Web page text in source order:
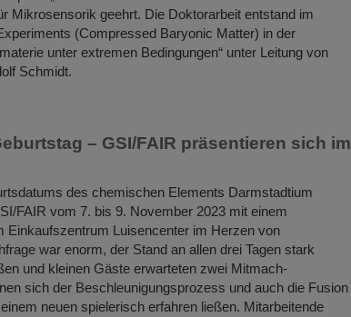
Mikrosensorik geehrt. Die Doktorarbeit entstand im
(Compressed Baryonic Matter) in der
unter extremen Bedingungen“ unter Leitung von
Schmidt.
– GSI/FAIR präsentieren sich im
des chemischen Elements Darmstadtium
FAIR vom 7. bis 9. November 2023 mit einem
Einkaufszentrum Luisencenter im Herzen von
war enorm, der Stand an allen drei Tagen stark
und kleinen Gäste erwarteten zwei Mitmach-
sich der Beschleunigungsprozess und auch die Fusion
neuen spielerisch erfahren ließen. Mitarbeitende